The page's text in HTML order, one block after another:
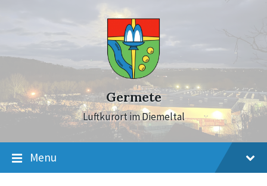
Germete
Luftkurort im Diemeltal
Menu